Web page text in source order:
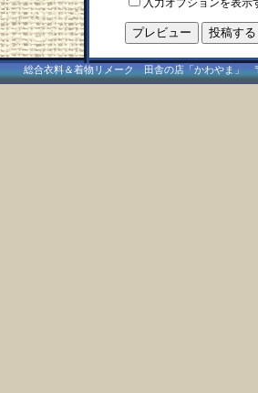
入力オプションを表示
総合衣料＆着物リメーク 田舎の店「かわやま」